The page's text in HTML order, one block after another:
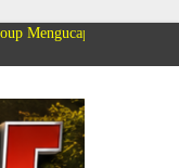
Selamat Dirgahayu